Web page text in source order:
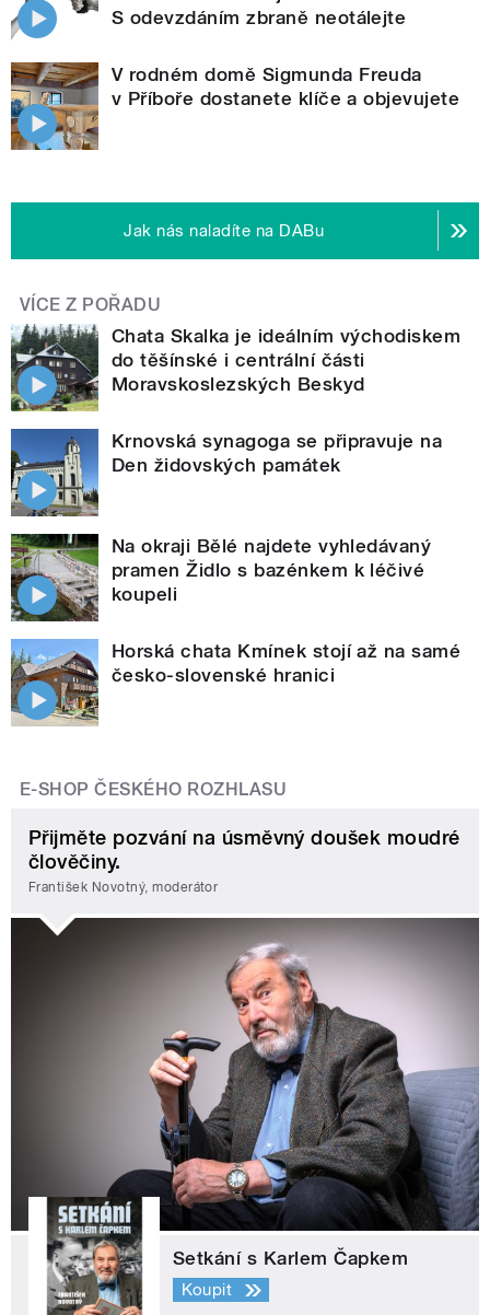
S odevzdáním zbraně neotálejte
V rodném domě Sigmunda Freuda
v Příboře dostanete klíče a objevujete
Jak nás naladíte na DABu
VÍCE Z POŘADU
Chata Skalka je ideálním východiskem
do těšínské i centrální části
Moravskoslezských Beskyd
Krnovská synagoga se připravuje na
Den židovských památek
Na okraji Bělé najdete vyhledávaný
pramen Židlo s bazénkem k léčivé
koupeli
Horská chata Kmínek stojí až na samé
česko-slovenské hranici
E-SHOP ČESKÉHO ROZHLASU
Přijměte pozvání na úsměvný doušek moudré
člověčiny.
František Novotný, moderátor
Setkání s Karlem Čapkem
Koupit